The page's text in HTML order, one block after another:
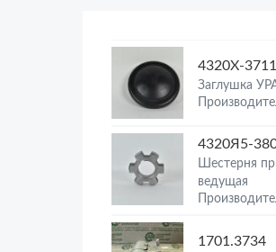
4320Х-
Заглушка
4320Я5-
Шестерня
ведущая
1701.3734